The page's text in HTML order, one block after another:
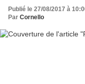
Publié le 27/08/2017 à
Par Cornello